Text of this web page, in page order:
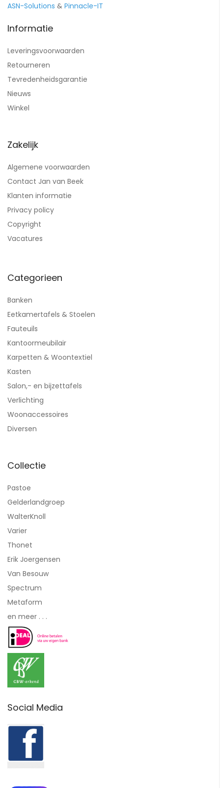
ASN-Solutions & Pinnacle-IT
Informatie
Leveringsvoorwaarden
Retourneren
Tevredenheidsgarantie
Nieuws
Winkel
Zakelijk
Algemene voorwaarden
Contact Jan van Beek
Klanten informatie
Privacy policy
Copyright
Vacatures
Categorieen
Banken
Eetkamertafels & Stoelen
Fauteuils
Kantoormeubilair
Karpetten & Woontextiel
Kasten
Salon,- en bijzettafels
Verlichting
Woonaccessoires
Diversen
Collectie
Pastoe
Gelderlandgroep
WalterKnoll
Varier
Thonet
Erik Joergensen
Van Besouw
Spectrum
Metaform
en meer . . .
Social Media